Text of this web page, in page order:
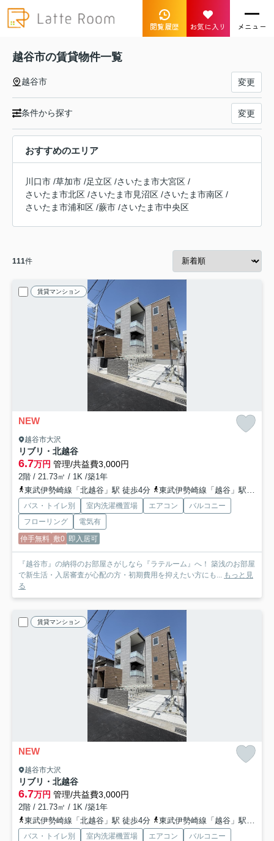
閲覧履歴 お気に入り メニュー
越谷市の賃貸物件一覧
越谷市 変更
条件から探す 変更
おすすめのエリア
川口市 /草加市 /足立区 /さいたま市大宮区 /
さいたま市北区 /さいたま市見沼区 /さいたま市南区 /
さいたま市浦和区 /蕨市 /さいたま市中央区
111件
賃貸マンション
NEW
越谷市大沢
リブリ・北越谷
6.7万円 管理/共益費3,000円
2階 / 21.73㎡ / 1K /築1年
東武伊勢崎線「北越谷」駅 徒歩4分
東武伊勢崎線「越谷」駅 徒歩20分
バス・トイレ別 室内洗濯機置場 エアコン
バルコニー
フローリング
電気有
仲手無料 敷0 即入居可
『越谷市』の納得のお部屋さがしなら『ラテルーム』へ！ 築浅のお部屋
で新生活・入居審査が心配の方・初期費用を抑えたい方にも...
もっと見
る
賃貸マンション
NEW
越谷市大沢
リブリ・北越谷
6.7万円 管理/共益費3,000円
2階 / 21.73㎡ / 1K /築1年
東武伊勢崎線「北越谷」駅 徒歩4分
東武伊勢崎線「越谷」駅 徒歩20分
バス・トイレ別 室内洗濯機置場 エアコン
バルコニー